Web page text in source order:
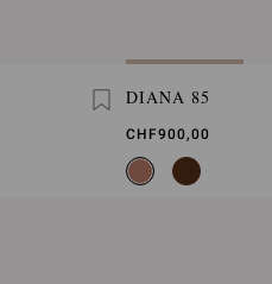
DIANA 85
CHF900,00